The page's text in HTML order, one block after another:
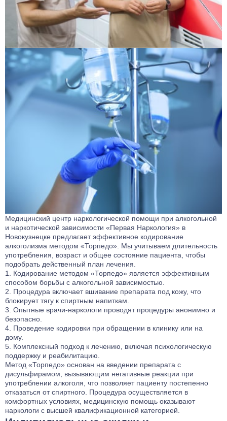
Медицинский центр наркологической помощи при алкогольной
и наркотической зависимости «Первая Наркология» в
Новокузнецке предлагает эффективное кодирование
алкоголизма методом «Торпедо». Мы учитываем длительность
употребления, возраст и общее состояние пациента, чтобы
подобрать действенный план лечения.
Кодирование методом «Торпедо» является эффективным
способом борьбы с алкогольной зависимостью.
Процедура включает вшивание препарата под кожу, что
блокирует тягу к спиртным напиткам.
Опытные врачи-наркологи проводят процедуры анонимно и
безопасно.
Проведение кодировки при обращении в клинику или на
дому.
Комплексный подход к лечению, включая психологическую
поддержку и реабилитацию.
Метод «Торпедо» основан на введении препарата с
дисульфирамом, вызывающим негативные реакции при
употреблении алкоголя, что позволяет пациенту постепенно
отказаться от спиртного. Процедура осуществляется в
комфортных условиях, медицинскую помощь оказывают
наркологи с высшей квалификационной категорией.